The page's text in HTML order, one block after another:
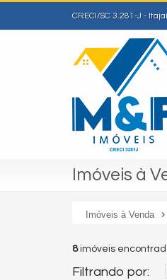
CRECI/SC 3.281-J -
Imóveis à
Imóveis à Venda
8imóveis
Filtrando por: